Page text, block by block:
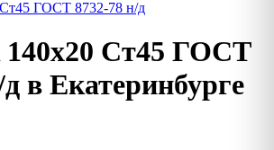
140х20 Ст45 ГОСТ
в Екатеринбурге